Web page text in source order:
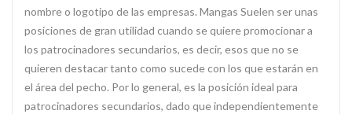
nombre o logotipo de las empresas. Mangas Suelen ser unas
posiciones de gran utilidad cuando se quiere promocionar a
los patrocinadores secundarios, es decir, esos que no se
quieren destacar tanto como sucede con los que estarán en
el área del pecho. Por lo general, es la posición ideal para
patrocinadores secundarios, dado que independientemente